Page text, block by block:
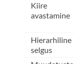
Kiire
avastamine
Hierarhiline
selgus